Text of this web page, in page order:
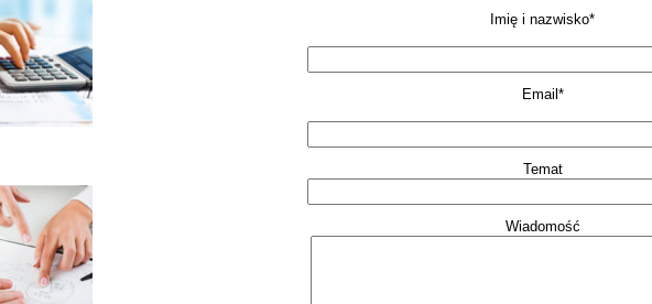
Imię i nazwisko*
Email*
Temat
Wiadomość